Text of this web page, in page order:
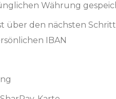
Währung
über den nächsten
IBAN